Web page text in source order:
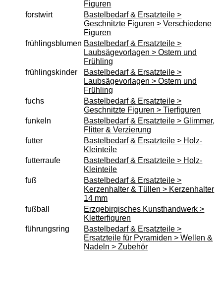
Figuren
forstwirt
Bastelbedarf & Ersatzteile >
Geschnitzte Figuren > Verschiedene
Figuren
frühlingsblumen Bastelbedarf & Ersatzteile >
Laubsägevorlagen > Ostern und
Frühling
frühlingskinder
Bastelbedarf & Ersatzteile >
Laubsägevorlagen > Ostern und
Frühling
fuchs
Bastelbedarf & Ersatzteile >
Geschnitzte Figuren > Tierfiguren
funkeln
Bastelbedarf & Ersatzteile > Glimmer,
Flitter & Verzierung
futter
Bastelbedarf & Ersatzteile > Holz-
Kleinteile
futterraufe
Bastelbedarf & Ersatzteile > Holz-
Kleinteile
fuß
Bastelbedarf & Ersatzteile >
Kerzenhalter & Tüllen > Kerzenhalter
14 mm
fußball
Erzgebirgisches Kunsthandwerk >
Kletterfiguren
führungsring
Bastelbedarf & Ersatzteile >
Ersatzteile für Pyramiden > Wellen &
Nadeln > Zubehör